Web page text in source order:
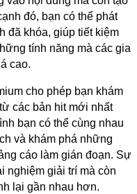
đó, bạn có thể phát
đã khóa, giúp tiết kiệm
tính năng mà các gia
cao.
cho phép bạn khám
các bản hit mới nhất
bạn có thể cùng nhau
và khám phá những
cáo làm gián đoạn. Sự
nghiệm giải trí mà còn
lại gần nhau hơn.